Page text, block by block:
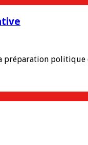
préparation